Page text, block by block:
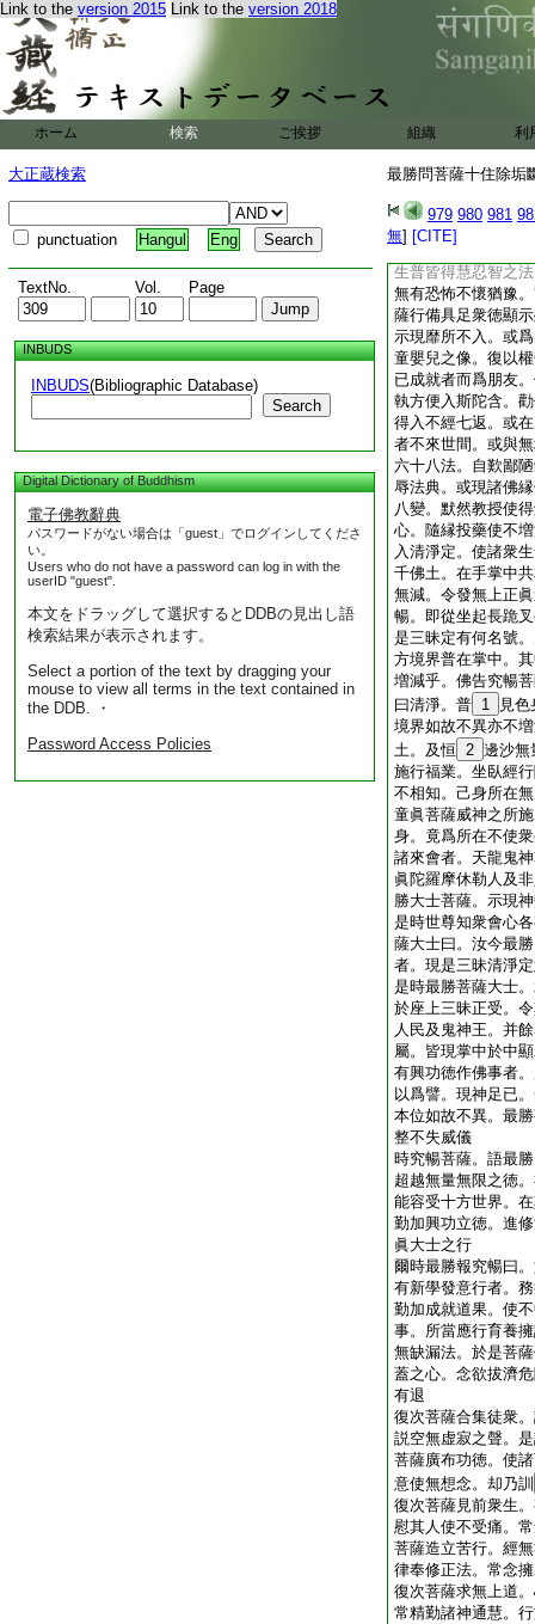
Link to the version 2015 Link to the version 2018
ホーム 検索 ご挨拶 組織 利
大正蔵検索
punctuation Hangul Eng
TextNo. Vol. Page
INBUDS
INBUDS(Bibliographic Database)
Search
Digital Dictionary of Buddhism
電子佛教辭典
パスワードがない場合は「guest」でログインしてくださ
い。
Users who do not have a password can log in with the
userID "guest".
本文をドラッグして選択するとDDBの見出し語
検索結果が表示されます。
Select a portion of the text by dragging your
mouse to view all terms in the text contained in
the DDB. ・
Password Access Policies
最勝問菩薩十住除垢
979 980 981
無] [CITE]
食宮殿室宅。園觀
其佛國土神徳如是
倡伎樂懸諸繒幡。
妙華。將護正法使
極樂世界。已生彼
八千四百奇異法門
返周旋不斷三寶。
語時其在會者。咸
士。以成佛號何其
國。値師子威如來
眞行如最勝也。時
生普皆得慧忍智之
無有恐怖不懷猶豫
薩行備具足衆徳顯
示現靡所不入。或
童嬰兒之像。復以
已成就者而爲朋友
執方便入斯陀含。
得入不經七返。或
者不來世間。或與
六十八法。自歎鄙
辱法典。或現諸佛
八變。默然教授使
心。隨縁投藥使不
入清淨定。使諸衆
千佛土。在手掌中
無減。令發無上正
暢。即從坐起長跪
是三昧定有何名號
方境界普在掌中。
増減乎。佛告究暢
曰清淨。普 1
見
境界如故不異亦不
土。及恒 2 邊沙無
施行福業。坐臥經
不相知。己身所在
童眞菩薩威神之所
身。竟爲所在不使
諸來會者。天龍鬼
眞陀羅摩休勒人及
勝大士菩薩。示現
是時世尊知衆會心
薩大士曰。汝今最
者。現是三昧清淨
是時最勝菩薩大士
於座上三昧正受。
人民及鬼神王。并
屬。皆現掌中於中
有興功徳作佛事者
以爲譬。現神足已
本位如故不異。最
整不失威儀
時究暢菩薩。語最
超越無量無限之徳
能容受十方世界。
勤加興功立徳。進
眞大士之行
爾時最勝報究暢曰
有新學發意行者。
勤加成就道果。使
事。所當應行育養
無缺漏法。於是菩
蓋之心。念欲拔濟
有退
復次菩薩合集徒衆
説空無虚寂之聲。
菩薩廣布功徳。使
意使無想念。却乃訓
復次菩薩見前衆生
慰其人使不受痛。
菩薩造立苦行。經
律奉修正法。常念
復次菩薩求無上道
常精勤諸神通慧。